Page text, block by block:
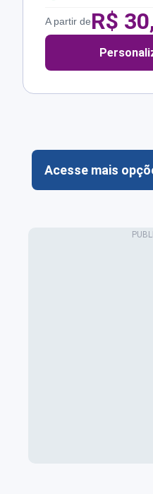
A partir deR$
Acesse mais